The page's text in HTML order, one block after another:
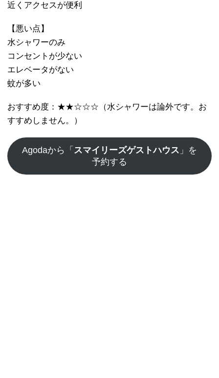
近くアクセスが便利
【悪い点】
水シャワーのみ
コンセントが少ない
エレベータがない
蚊が多い
おすすめ度：★★☆☆☆（水シャワーは論外です。お
すすめしません。）
Agodaから「 スマイリーズゲストハウス 」を
予約する